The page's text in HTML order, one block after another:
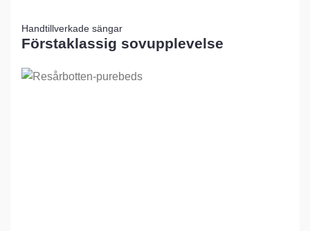
Handtillverkade sängar
Förstaklassig sovupplevelse